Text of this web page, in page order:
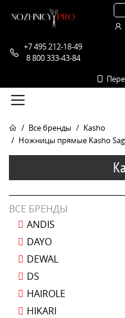
+7 495 212-18-49
8 800 333-43-84
Все бренды
Kasho
Ножницы прямые Kasho
ВСЕ БРЕНДЫ
ANDIS
DAYO
DEWAL
DS
HAIROLE
HIKARI